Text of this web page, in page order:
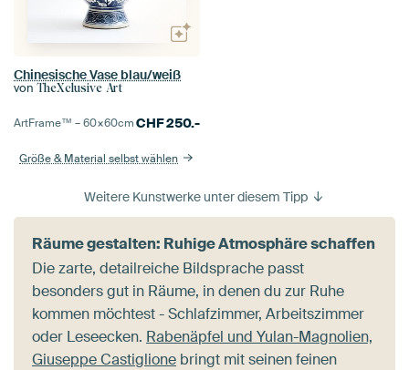
Chinesische Vase blau/weiß
von TheXclusive Art
ArtFrame™ –60×60cmCHF250.-
Größe & Material selbst wählen
Weitere Kunstwerke unter diesem Tipp
Räume gestalten: Ruhige Atmosphäre schaffen
Die zarte, detailreiche Bildsprache passt
besonders gut in Räume, in denen du zur Ruhe
kommen möchtest - Schlafzimmer, Arbeitszimmer
oder Leseecken. Rabenäpfel und Yulan-Magnolien,
Giuseppe Castiglione bringt mit seinen feinen